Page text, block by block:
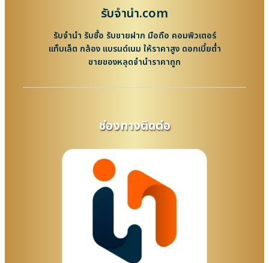
รับจํานํา.com
รับจำนำ รับซื้อ รับขายฝาก มือถือ คอมพิวเตอร์
แท็บเล็ต กล้อง แบรนด์เนม ให้ราคาสูง ดอกเบี้ยต่ำ
ขายของหลุดจำนำราคาถูก
ช่องทางติดต่อ